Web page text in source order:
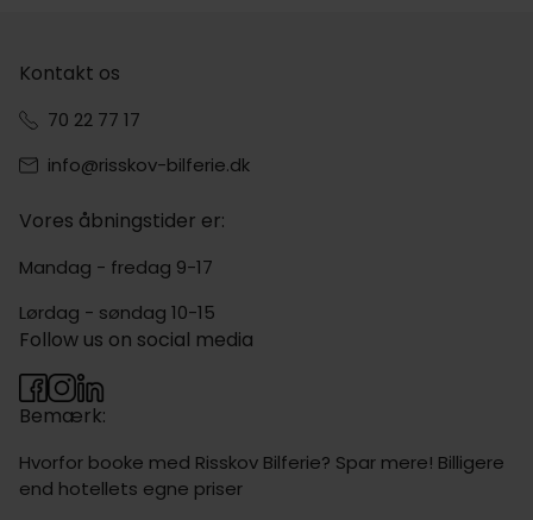
Kontakt os
70 22 77 17
info@risskov-bilferie.dk
Vores åbningstider er:
Mandag - fredag 9-17
Lørdag - søndag 10-15
Bemærk:
Hvorfor booke med Risskov Bilferie? Spar mere! Billigere
end hotellets egne priser
Follow us on social media